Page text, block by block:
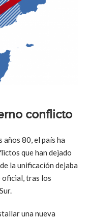
conflicto
años 80, el país ha
que han dejado
la unificación dejaba
oficial, tras los
una nueva